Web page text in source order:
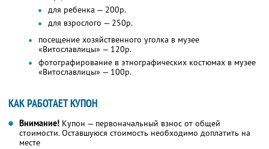
для ребенка — 200р.
для взрослого — 250р.
посещение хозяйственного уголка в музее
«Витославлицы» — 120р.
фотографирование в этнографических костюмах в музее
«Витославлицы» — 100р.
КАК РАБОТАЕТ КУПОН
Внимание! Купон — первоначальный взнос от общей
стоимости. Оставшуюся стоимость необходимо доплатить на
месте